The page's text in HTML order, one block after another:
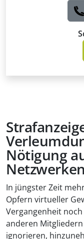
Nötigung
Netzwerken
In jüngster Zeit
Opfern virtueller
Vergangenheit
anderen
ignorieren,